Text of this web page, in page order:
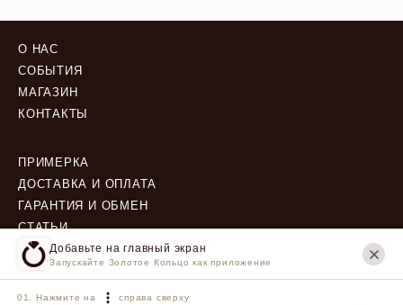
Добавьте на главный экран
Запускайте Золотое Кольцо как приложение
Нажмите на справа сверху
О НАС
СОБЫТИЯ
МАГАЗИН
КОНТАКТЫ
ПРИМЕРКА
ДОСТАВКА И ОПЛАТА
ГАРАНТИЯ И ОБМЕН
СТАТЬИ
ПОЛИТИКА КОНФИДЕНЦИАЛЬНОСТИ
ПОЛЬЗОВАТЕЛЬСКОЕ СОГЛАШЕНИЕ